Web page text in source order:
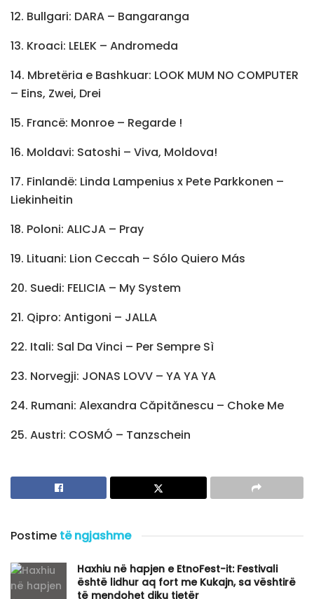
12. Bullgari: DARA – Bangaranga
13. Kroaci: LELEK – Andromeda
14. Mbretëria e Bashkuar: LOOK MUM NO COMPUTER
– Eins, Zwei, Drei
15. Francë: Monroe – Regarde !
16. Moldavi: Satoshi – Viva, Moldova!
17. Finlandë: Linda Lampenius x Pete Parkkonen –
Liekinheitin
18. Poloni: ALICJA – Pray
19. Lituani: Lion Ceccah – Sólo Quiero Más
20. Suedi: FELICIA – My System
21. Qipro: Antigoni – JALLA
22. Itali: Sal Da Vinci – Per Sempre Sì
23. Norvegji: JONAS LOVV – YA YA YA
24. Rumani: Alexandra Căpitănescu – Choke Me
25. Austri: COSMÓ – Tanzschein
Postime të ngjashme
Haxhiu në hapjen e EtnoFest-it: Festivali
është lidhur aq fort me Kukajn, sa vështirë
të mendohet diku tjetër